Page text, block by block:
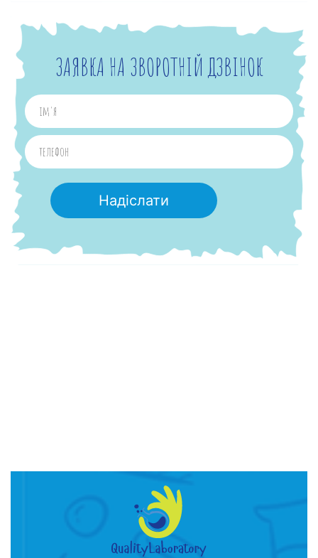
ЗАЯВКА НА ЗВОРОТНІЙ ДЗВІНОК